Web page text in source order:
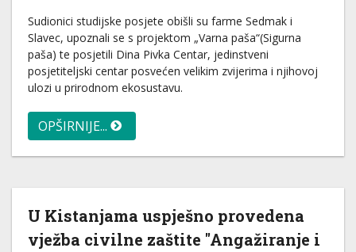
Sudionici studijske posjete obišli su farme Sedmak i
Slavec, upoznali se s projektom „Varna paša“(Sigurna
paša) te posjetili Dina Pivka Centar, jedinstveni
posjetiteljski centar posvećen velikim zvijerima i njihovoj
ulozi u prirodnom ekosustavu.
OPŠIRNIJE...
U Kistanjama uspješno provedena
vježba civilne zaštite "Angažiranje i